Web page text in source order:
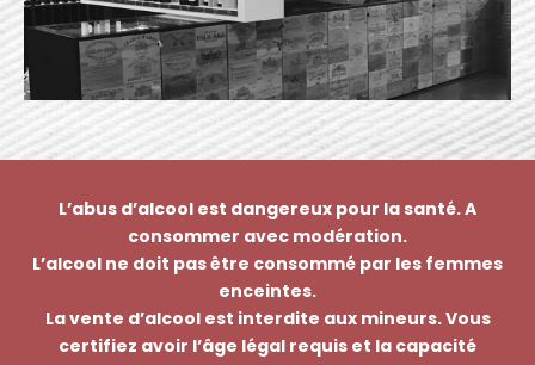
L’abus d’alcool est dangereux pour la santé. A
consommer avec modération.
L’alcool ne doit pas être consommé par les femmes
enceintes.
La vente d’alcool est interdite aux mineurs. Vous
certifiez avoir l’âge légal requis et la capacité